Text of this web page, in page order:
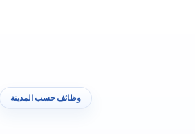
وظائف حسب المدينة